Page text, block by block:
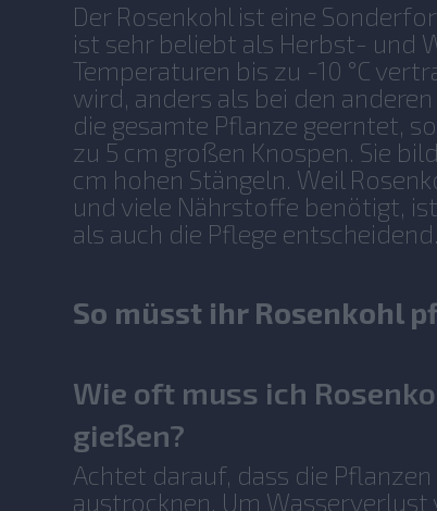
Der Rosenkohl ist eine
ist sehr beliebt als Herbst- und
Temperaturen bis zu -10 °C
wird, anders als bei den
die gesamte Pflanze geerntet,
zu 5 cm großen Knospen. Sie
cm hohen Stängeln. Weil
und viele Nährstoffe benötigt,
als auch die Pflege entscheidend.
So müsst ihr Rosenkohl
Wie oft muss ich
gießen?
Achtet darauf, dass die Pflanzen
austrocknen. Um